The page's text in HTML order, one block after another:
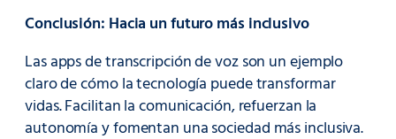
Conclusión: Hacia un futuro más inclusivo
Las apps de transcripción de voz son un ejemplo
claro de cómo la tecnología puede transformar
vidas. Facilitan la comunicación, refuerzan la
autonomía y fomentan una sociedad más inclusiva.